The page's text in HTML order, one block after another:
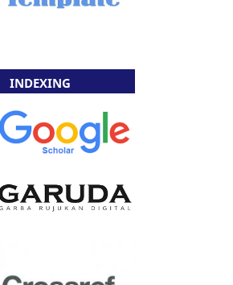
INDEXING